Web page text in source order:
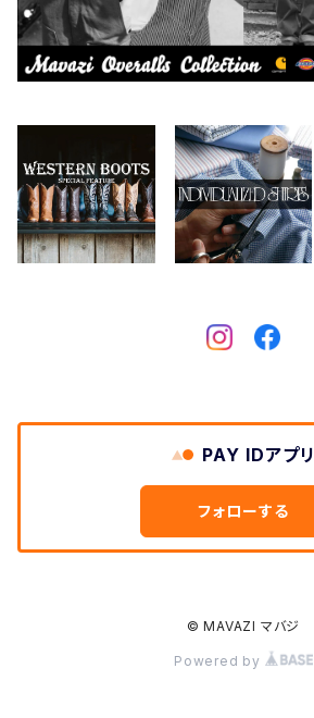
Collonil
CONVERSE
Crescent Down Works
FERNAND LEATHER
ケア用品
本、写真集
2026.6.14
PAY IDアプリ
フォローする
© MAVAZI マバジ
Powered by